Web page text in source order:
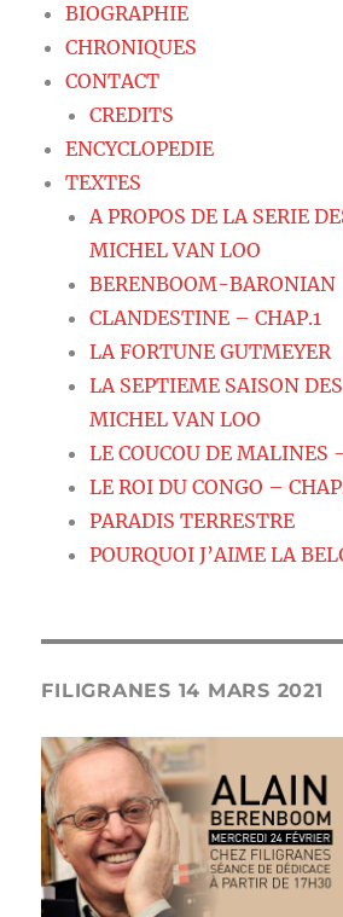
BIOGRAPHIE
CHRONIQUES
CONTACT
CREDITS
ENCYCLOPEDIE
TEXTES
A PROPOS DE LA SERIE
MICHEL VAN LOO
BERENBOOM-BARONIAN
CLANDESTINE – CHAP.1
LA FORTUNE GUTMEYER
LA SEPTIEME SAISON
MICHEL VAN LOO
LE COUCOU DE MALINES
LE ROI DU CONGO –
PARADIS TERRESTRE
POURQUOI J’AIME LA
FILIGRANES 14 MARS 2021